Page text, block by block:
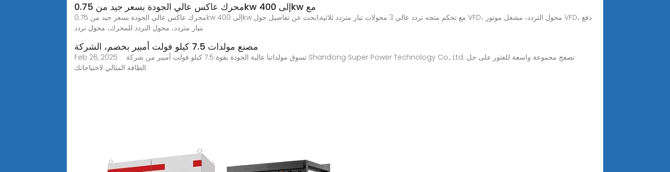
محرك عاكس عالي الجودة بسعر جيد من 0.75kw إلى 400kw مع
محرك عاكس عالي الجودة بسعر جيد من 0.75kw إلى 400kw مع تحكم متجه تردد عالي 3 محولات تيار متردد ثلاثية,ابحث عن تفاصيل حول VFD، محول التردد، مشغل موتور VFD، دفع
بتيار متردد، محول التردد للمحرك، محول تردد
مصنع مولدات 7.5 كيلو فولت أمبير بخصم، الشركة
Feb 26, 2025 · تسوق مولداتنا عالية الجودة بقوة 7.5 كيلو فولت أمبير من شركة Shandong Super Power Technology Co., Ltd. تصفح مجموعة واسعة للعثور على حل
الطاقة المثالي لاحتياجاتك.